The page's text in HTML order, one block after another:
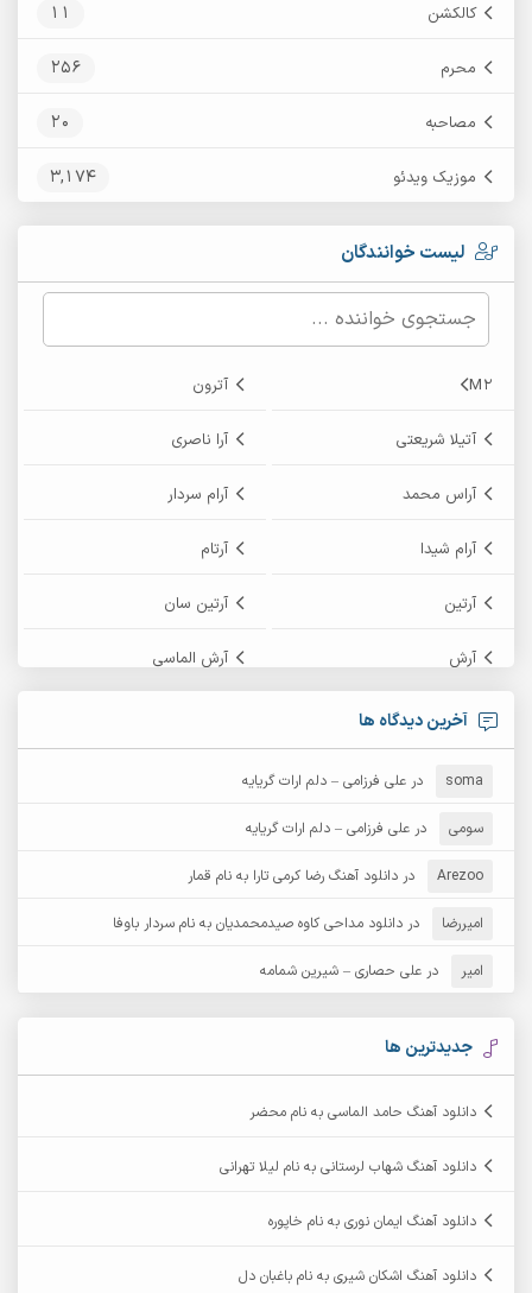
کالکشن 11
محرم 256
مصاحبه 20
موزیک ویدئو 3,174
لیست خوانندگان
M2 آترون
آتیلا شریعتی آرا ناصری
آراس محمد آرام سردار
آرام شیدا آرتام
آرتین آرتین سان
آرش آرش الماسی
آرش امامی
آرش دی جی 2
آرش عثمان
آرش مبهم آرش مستشیری
آرش مهرابی آرش نظری
آرشام
آرکاداش
آخرین دیدگاه ها
soma در علی فرزامی – دلم ارات گریایه
سومی در علی فرزامی – دلم ارات گریایه
Arezoo در دانلود آهنگ رضا کرمی تارا به نام قمار
امیررضا در دانلود مداحی کاوه صیدمحمدیان به نام سردار باوفا
امیر در علی حصاری – شیرین شمامه
جدیدترین ها
دانلود آهنگ حامد الماسی به نام محضر
دانلود آهنگ شهاب لرستانی به نام لیلا تهرانی
دانلود آهنگ ایمان نوری به نام خاپوره
دانلود آهنگ اشکان شیری به نام باغبان دل